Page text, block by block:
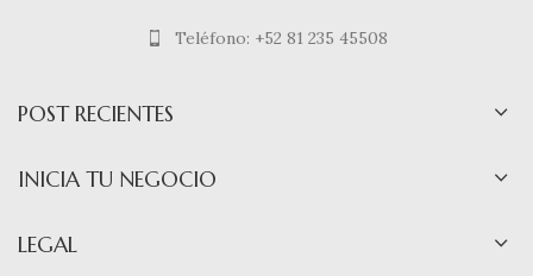
Teléfono: +52 81 235 45508
POST RECIENTES
INICIA TU NEGOCIO
LEGAL